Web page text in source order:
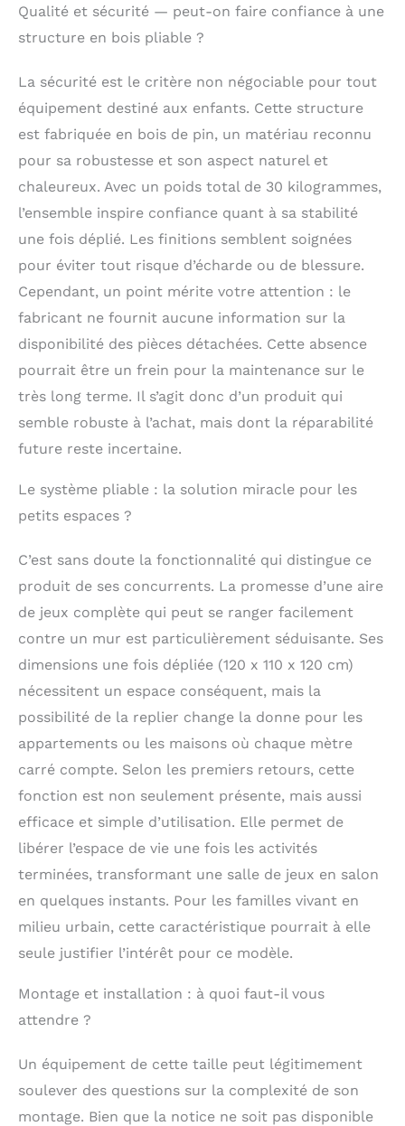
bois naturel de qualité E1 soigneusement
sélectionné, il est écologique, non
poncé, sa surface est lisse, sans bavures
ni débris afin de prévenir les blessures
accidentelles. Sa structure en bois
robuste assure sécurité et stabilité
admissible : 100 kg 【Facile à Assembler
et Facile à Nettoyer】:Dites adieu aux
montages fastidieux ! Notre structure
d'escalade d'intérieur se monte en un
clin d'œil grâce aux instructions claires
et simples fournies à la réception. Facile
aisément. Et si elle se salit, un simple
coup de chiffon humide suffit pour la
nettoyer : fini la corvée d'entretien
【Rejetez Les écrans
électroniques】:Contrairement aux
jouets électroniques et optiques, les
aires de jeux intérieures SOFTHOM
encouragent les enfants à se lever et à
bouger, leur offrant une manière
même lorsqu'ils ne peuvent pas sortir,
améliorant ainsi leur motricité et les
incitant à des jeux imaginatifs, ce qui
développement global
Qualité et sécurité — peut-on faire confiance à une
structure en bois pliable ?
La sécurité est le critère non négociable pour tout
équipement destiné aux enfants. Cette structure
est fabriquée en bois de pin, un matériau reconnu
pour sa robustesse et son aspect naturel et
chaleureux. Avec un poids total de 30 kilogrammes,
l’ensemble inspire confiance quant à sa stabilité
une fois déplié. Les finitions semblent soignées
pour éviter tout risque d’écharde ou de blessure.
Cependant, un point mérite votre attention : le
fabricant ne fournit aucune information sur la
disponibilité des pièces détachées. Cette absence
pourrait être un frein pour la maintenance sur le
très long terme. Il s’agit donc d’un produit qui
semble robuste à l’achat, mais dont la réparabilité
future reste incertaine.
Le système pliable : la solution miracle pour les
petits espaces ?
C’est sans doute la fonctionnalité qui distingue ce
produit de ses concurrents. La promesse d’une aire
de jeux complète qui peut se ranger facilement
contre un mur est particulièrement séduisante. Ses
dimensions une fois dépliée (120 x 110 x 120 cm)
nécessitent un espace conséquent, mais la
possibilité de la replier change la donne pour les
appartements ou les maisons où chaque mètre
carré compte. Selon les premiers retours, cette
fonction est non seulement présente, mais aussi
efficace et simple d’utilisation. Elle permet de
libérer l’espace de vie une fois les activités
terminées, transformant une salle de jeux en salon
en quelques instants. Pour les familles vivant en
milieu urbain, cette caractéristique pourrait à elle
seule justifier l’intérêt pour ce modèle.
Montage et installation : à quoi faut-il vous
attendre ?
Un équipement de cette taille peut légitimement
soulever des questions sur la complexité de son
montage. Bien que la notice ne soit pas disponible